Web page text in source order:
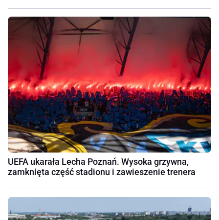
UEFA ukarała Lecha Poznań. Wysoka grzywna,
zamknięta część stadionu i zawieszenie trenera